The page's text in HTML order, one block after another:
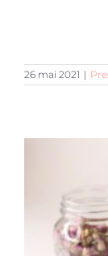
Accessoires
26 mai 2021 |